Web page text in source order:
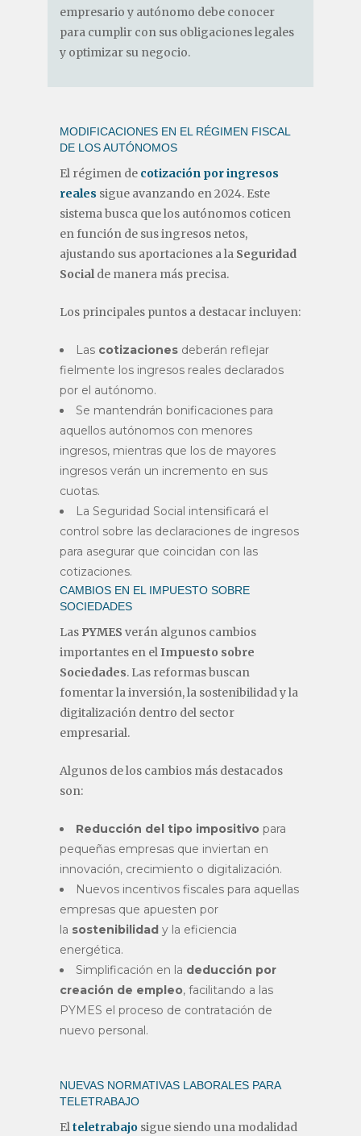
empresario y autónomo debe conocer
para cumplir con sus obligaciones legales
y optimizar su negocio.
MODIFICACIONES EN EL RÉGIMEN FISCAL
DE LOS AUTÓNOMOS
El régimen de cotización por ingresos
reales sigue avanzando en 2024. Este
sistema busca que los autónomos coticen
en función de sus ingresos netos,
ajustando sus aportaciones a la Seguridad
Social de manera más precisa.
Los principales puntos a destacar incluyen:
Las cotizaciones deberán reflejar
fielmente los ingresos reales declarados
por el autónomo.
Se mantendrán bonificaciones para
aquellos autónomos con menores
ingresos, mientras que los de mayores
ingresos verán un incremento en sus
cuotas.
La Seguridad Social intensificará el
control sobre las declaraciones de ingresos
para asegurar que coincidan con las
cotizaciones.
CAMBIOS EN EL IMPUESTO SOBRE
SOCIEDADES
Las PYMES verán algunos cambios
importantes en elImpuesto sobre
Sociedades. Las reformas buscan
fomentar la inversión, la sostenibilidad y la
digitalización dentro del sector
empresarial.
Algunos de los cambios más destacados
son:
Reducción del tipo impositivo para
pequeñas empresas que inviertan en
innovación, crecimiento o digitalización.
Nuevos incentivos fiscales para aquellas
empresas que apuesten por
la sostenibilidad y la eficiencia
energética.
Simplificación en la deducción por
creación de empleo, facilitando a las
PYMES el proceso de contratación de
nuevo personal.
NUEVAS NORMATIVAS LABORALES PARA
TELETRABAJO
Elteletrabajo sigue siendo una modalidad